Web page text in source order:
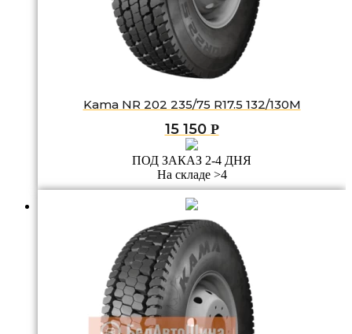
Kama NR 202 235/75 R17.5 132/130M
15 150 Р
ПОД ЗАКАЗ 2-4 ДНЯ
На складе >4